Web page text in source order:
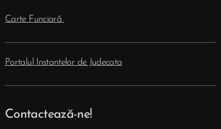
Carte Funciară
Portalul Instantelor de Judecata
Contactează-ne!